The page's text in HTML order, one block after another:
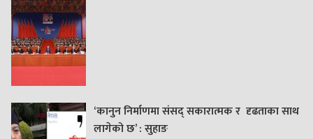
‘कानुन निर्माणमा संसद् सकारात्मक र दृढताका साथ
लागेको छ’ : सुहाङ